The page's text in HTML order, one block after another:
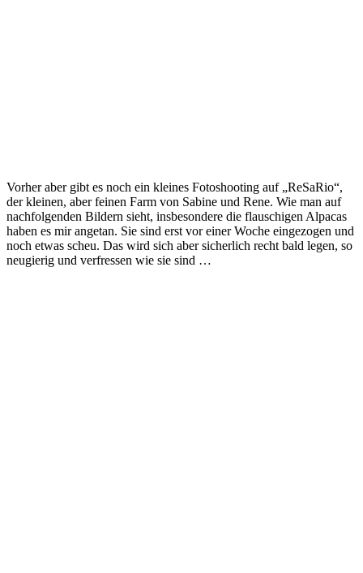
Vorher aber gibt es noch ein kleines Fotoshooting auf „ReSaRio“,
der kleinen, aber feinen Farm von Sabine und Rene. Wie man auf
nachfolgenden Bildern sieht, insbesondere die flauschigen Alpacas
haben es mir angetan. Sie sind erst vor einer Woche eingezogen und
noch etwas scheu. Das wird sich aber sicherlich recht bald legen, so
neugierig und verfressen wie sie sind …